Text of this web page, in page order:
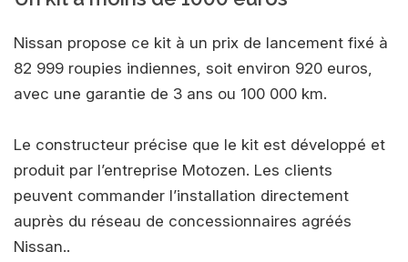
Nissan propose ce kit à un prix de lancement fixé à
82 999 roupies indiennes, soit environ 920 euros,
avec une garantie de 3 ans ou 100 000 km.
Le constructeur précise que le kit est développé et
produit par l’entreprise Motozen. Les clients
peuvent commander l’installation directement
auprès du réseau de concessionnaires agréés
Nissan..